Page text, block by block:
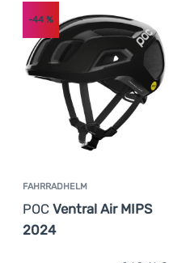
FAHRRADHELM
POC Ventral Air MIPS
2024
-44 %